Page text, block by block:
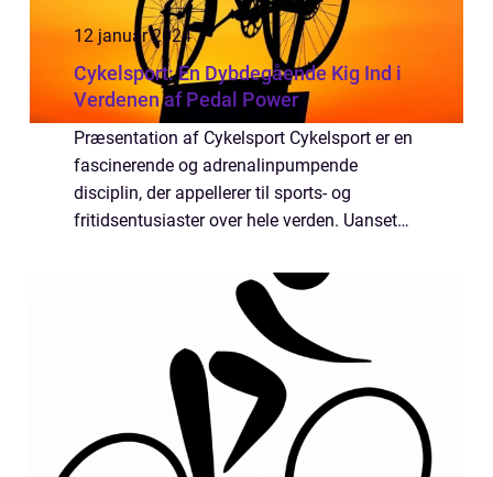
12 januar 2024
Cykelsport: En Dybdegående Kig Ind i
Verdenen af Pedal Power
Præsentation af Cykelsport Cykelsport er en
fascinerende og adrenalinpumpende
disciplin, der appellerer til sports- og
fritidsentusiaster over hele verden. Uanset
der er interesseret i at blive bedre i...